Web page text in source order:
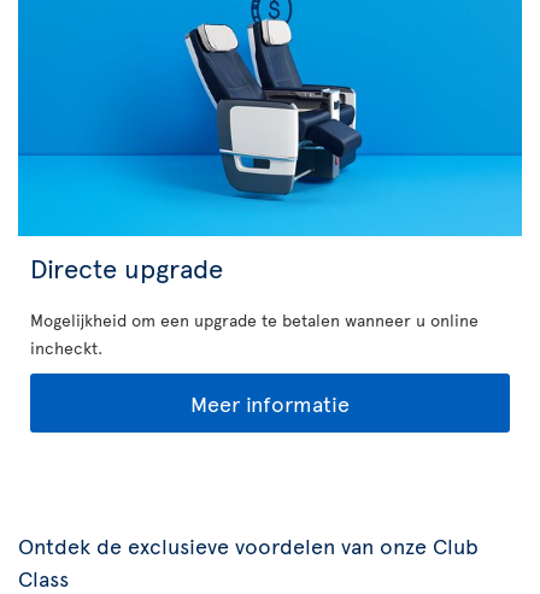
Directe upgrade
Mogelijkheid om een upgrade te betalen wanneer u online
incheckt.
Meer informatie
Ontdek de exclusieve voordelen van onze Club
Class